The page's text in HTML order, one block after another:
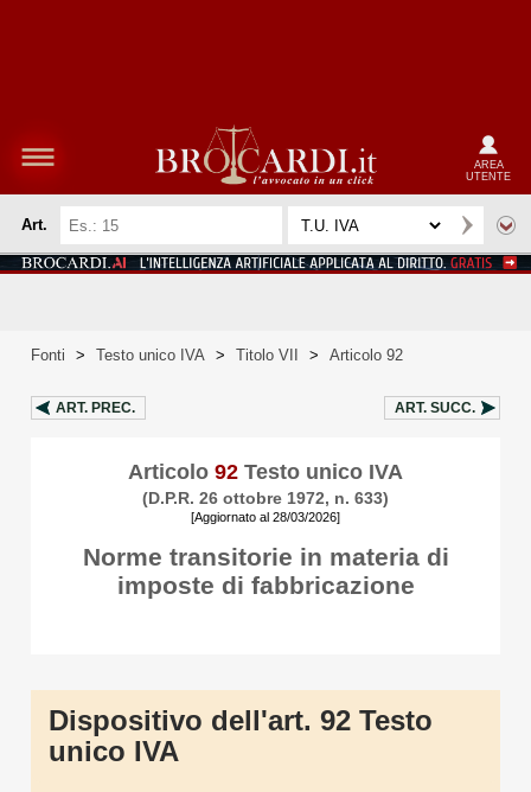
AREA
UTENTE
Art.
Fonti > Testo unico IVA > Titolo VII > Articolo 92
ART. PREC. ART. SUCC.
Articolo 92 Testo unico IVA
(D.P.R. 26 ottobre 1972, n. 633)
[Aggiornato al 28/03/2026]
Norme transitorie in materia di
imposte di fabbricazione
Dispositivo dell'art. 92 Testo
unico IVA